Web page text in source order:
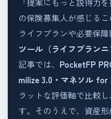
の保険募集人が感じるこ
ライフプランや必要保
ツール（ライフプランニ
記事では、 PocketFP
milize 3.0・マネソル for
ラットな評価軸で比較
す。そのうえで、資産